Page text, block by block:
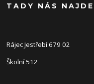
TADY NÁS
Rájec Jestřebí 679 02
Školní 512